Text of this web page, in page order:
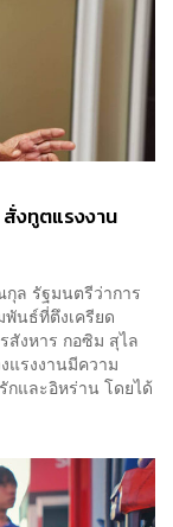
สั่งทูตแรงงาน
ล รัฐมนตรีว่าการ
พันธ์ที่ตึงเครียด
สังหาร กอซิม สุไล
รงงานมีความ
กและอิหร่าน โดยได้